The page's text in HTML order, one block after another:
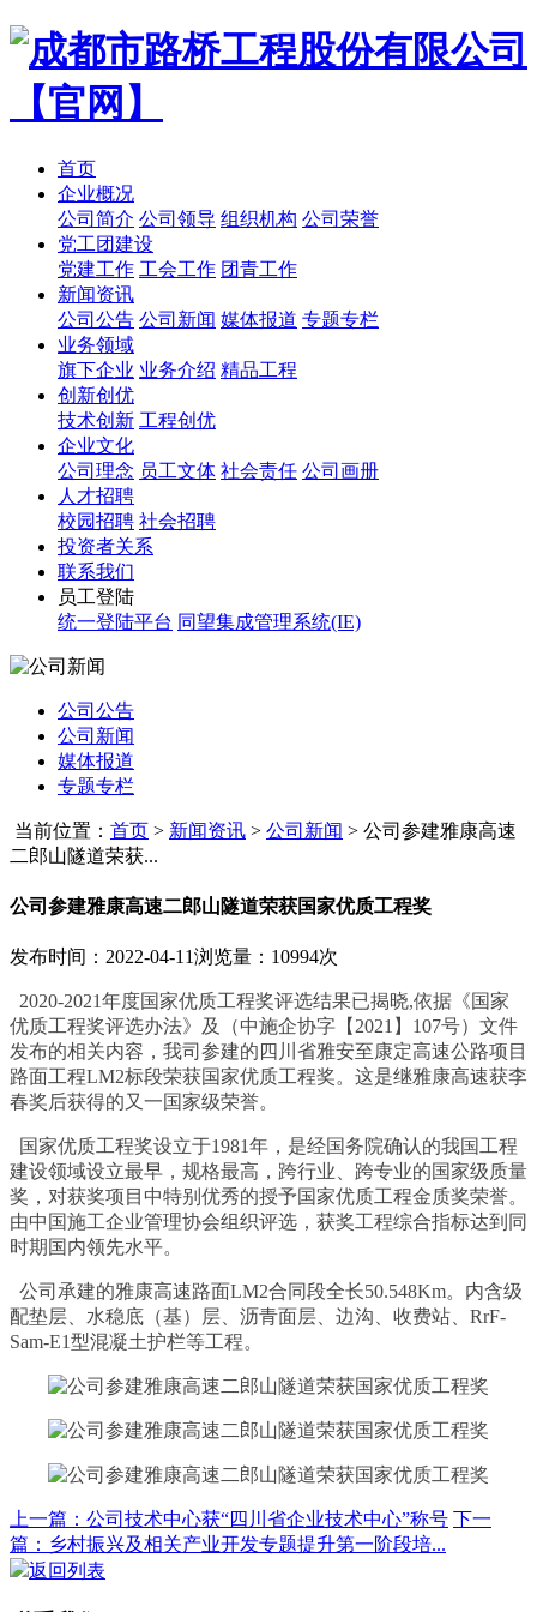
首页
企业概况
公司简介 公司领导 组织机构 公司荣誉
党工团建设
党建工作 工会工作 团青工作
新闻资讯
公司公告 公司新闻 媒体报道 专题专栏
业务领域
旗下企业 业务介绍 精品工程
创新创优
技术创新 工程创优
企业文化
公司理念 员工文体 社会责任 公司画册
人才招聘
校园招聘 社会招聘
投资者关系
联系我们
员工登陆
统一登陆平台 同望集成管理系统(IE)
公司公告
公司新闻
媒体报道
专题专栏
当前位置： 首页 > 新闻资讯 > 公司新闻 > 公司参建雅康高速
二郎山隧道荣获...
公司参建雅康高速二郎山隧道荣获国家优质工程奖
发布时间：2022-04-11浏览量：10994次
2020-2021年度国家优质工程奖评选结果已揭晓,依据《国家
优质工程奖评选办法》及（中施企协字【2021】107号）文件
发布的相关内容，我司参建的四川省雅安至康定高速公路项目
路面工程LM2标段荣获国家优质工程奖。这是继雅康高速获李
春奖后获得的又一国家级荣誉。
国家优质工程奖设立于1981年，是经国务院确认的我国工程
建设领域设立最早，规格最高，跨行业、跨专业的国家级质量
奖，对获奖项目中特别优秀的授予国家优质工程金质奖荣誉。
由中国施工企业管理协会组织评选，获奖工程综合指标达到同
时期国内领先水平。
公司承建的雅康高速路面LM2合同段全长50.548Km。内含级
配垫层、水稳底（基）层、沥青面层、边沟、收费站、RrF-
Sam-E1型混凝土护栏等工程。
上一篇：公司技术中心获“四川省企业技术中心”称号 下一
篇：乡村振兴及相关产业开发专题提升第一阶段培...
返回列表